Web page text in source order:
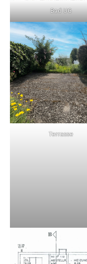
Bad UG
Terrasse